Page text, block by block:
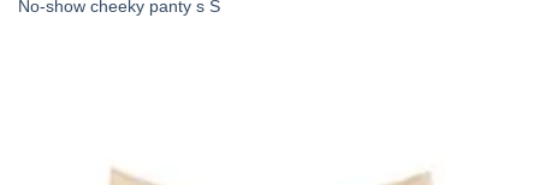
No-show cheeky panty s S